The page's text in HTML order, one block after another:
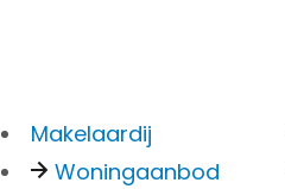
Makelaardij
Woningaanbod